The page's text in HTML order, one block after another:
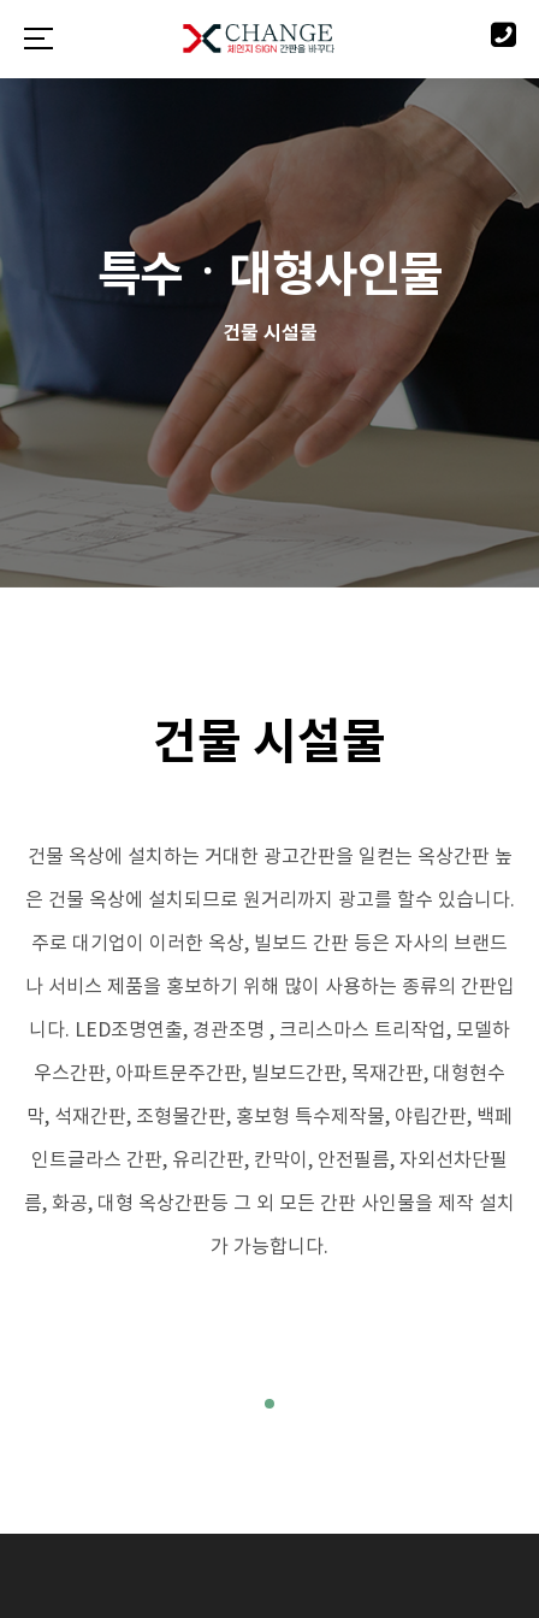
특수ㆍ대형사인물
건물 시설물
건물 시설물
건물 옥상에 설치하는 거대한 광고간판을 일컫는 옥상간판 높
은 건물 옥상에 설치되므로 원거리까지 광고를 할수 있습니다.
주로 대기업이 이러한 옥상, 빌보드 간판 등은 자사의 브랜드
나 서비스 제품을 홍보하기 위해 많이 사용하는 종류의 간판입
니다. LED조명연출, 경관조명 , 크리스마스 트리작업, 모델하
우스간판, 아파트문주간판, 빌보드간판, 목재간판, 대형현수
막, 석재간판, 조형물간판, 홍보형 특수제작물, 야립간판, 백페
인트글라스 간판, 유리간판, 칸막이, 안전필름, 자외선차단필
름, 화공, 대형 옥상간판등 그 외 모든 간판 사인물을 제작 설치
가 가능합니다.